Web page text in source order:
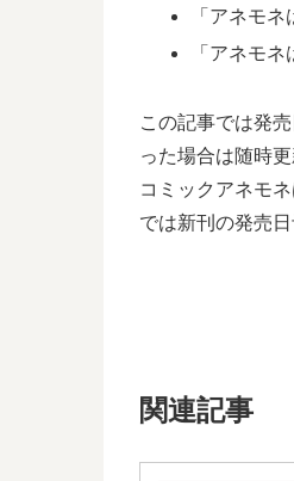
「アネモ
「アネモ
この記事では発
った場合は随時
コミックアネモ
では新刊の発売
関連記事